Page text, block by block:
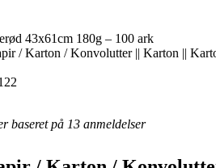
43x61cm 180g – 100 ark
/ Karton / Konvolutter || Karton ||
baseret på 13 anmeldelser